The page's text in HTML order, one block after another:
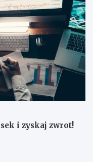
i zyskaj zwrot!